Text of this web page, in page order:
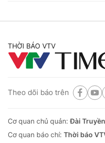
THỜI BÁO VTV
Theo dõi báo trên
Cơ quan chủ quản:Đài
Cơ quan báo chí: Thời báo